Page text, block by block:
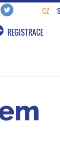
CZ
REGISTRACE